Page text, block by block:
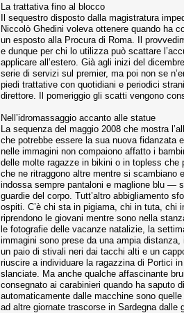
La trattativa fino al blocco
Il sequestro disposto dalla magistratura
Niccolò Ghedi­ni voleva ottenere quando ha
un esposto alla Procu­ra di Roma. Il
e dunque per chi lo utilizza può scattare
applicare all’estero. Già agli inizi del
serie di servizi sul premier, ma poi non se
piedi trattative con quotidiani e periodici
direttore. Il pomeriggio gli scatti vengono
Nell’idromassaggio accanto alle statue
La sequenza del maggio 2008 che mostra
che potrebbe essere la sua nuova fidanzata
nelle im­magini non compaiono affat­to i
delle molte ragaz­ze in bikini o in topless che
che ne ritraggono altre men­tre si
indossa sempre pantaloni e maglione blu —
guardie del corpo. Tutt’altro abbigliamento
ospiti. C’è chi sta in pigiama, chi in tuta, chi
riprendono le giovani mentre sono nella
le fotografie delle vacanze natalizie, la
immagini sono prese da una ampia
un paio di stivali neri dai tacchi alti e un
riuscire a individuare la ragazzina di Portici
slanciate. Ma anche qualche affascinan­te
consegnato ai carabinieri quando ha saputo
automaticamen­te dalle macchine sono
ad altre giornate trascorse in Sardegna dalle